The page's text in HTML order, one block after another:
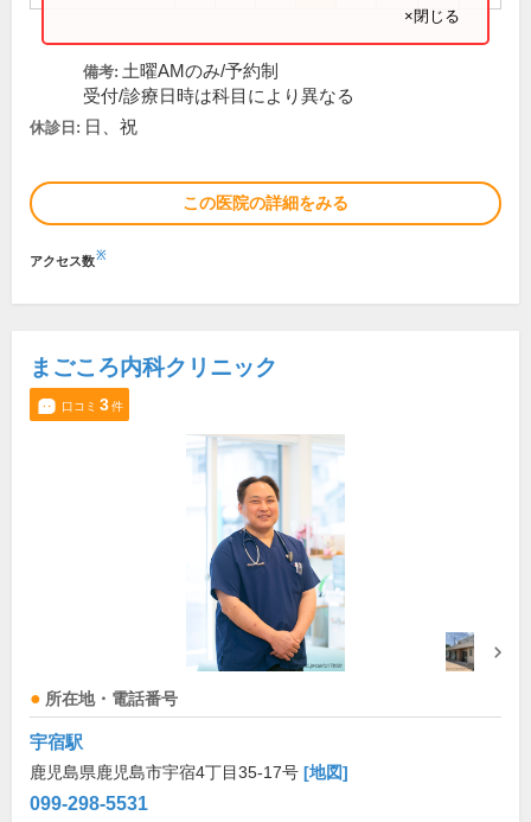
×閉じる
備考: 土曜AMのみ/予約制
受付/診療日時は科目により異なる
休診日: 日、祝
この医院の詳細をみる
アクセス数※
まごころ内科クリニック
口コミ 3件
所在地・電話番号
宇宿駅
鹿児島県鹿児島市宇宿4丁目35-17号 [地図]
099-298-5531